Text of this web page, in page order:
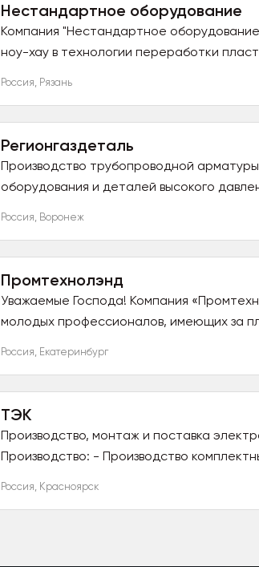
Нестандартное оборудование
Компания "Нестандартное
ноу-хау в технологии переработки
Россия, Рязань
Регионгаздеталь
Производство трубопроводной
оборудования и деталей высокого
Россия, Воронеж
Промтехнолэнд
Уважаемые Господа! Компания
молодых профессионалов, имеющих за
Россия, Екатеринбург
ТЭК
Производство, монтаж и поставка
Производство: - Производство
Россия, Красноярск